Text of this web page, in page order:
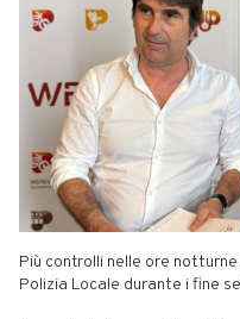
Più controlli nelle ore
Polizia Locale durante i fine